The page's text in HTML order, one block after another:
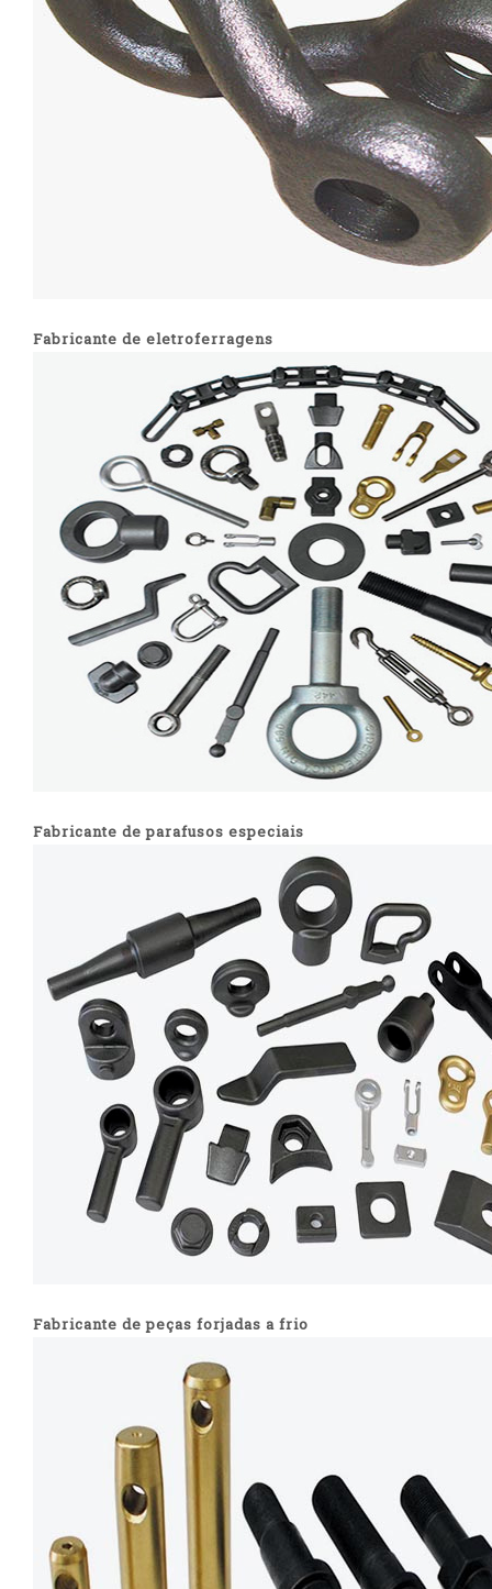
Fabricante de eletroferragens
Fabricante de parafusos especiais
Fabricante de peças forjadas a frio